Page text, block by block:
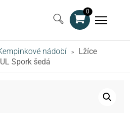
0
nádobí >
Lžíce
Spork šedá